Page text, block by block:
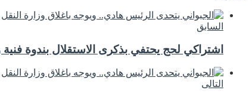
السابق
اشتراكي لحج يحتفي بذكرى الاستقلال بندوة فنية
التالى